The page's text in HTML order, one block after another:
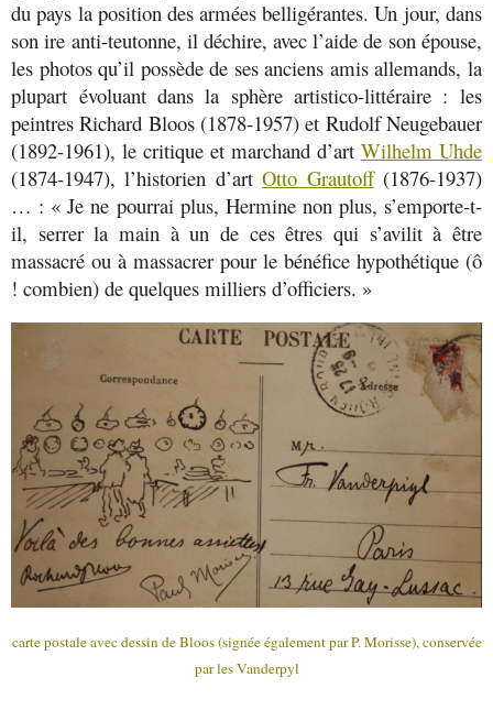
du pays la position des armées belligérantes. Un jour, dans
son ire anti-teutonne, il déchire, avec l’aide de son épouse,
les photos qu’il possède de ses anciens amis allemands, la
plupart évoluant dans la sphère artistico-littéraire : les
peintres Richard Bloos (1878-1957) et Rudolf Neugebauer
(1892-1961), le critique et marchand d’art Wilhelm Uhde
(1874-1947), l’historien d’artOtto Grautoff(1876-1937)
… : « Je ne pourrai plus, Hermine non plus, s’emporte-t-
il, serrer la main à un de ces êtres qui s’avilit à être
massacré ou à massacrer pour le bénéfice hypothétique (ô
! combien) de quelques milliers d’officiers. »
carte postale avec dessin de Bloos (signée également par P. Morisse), conservée
par les Vanderpyl